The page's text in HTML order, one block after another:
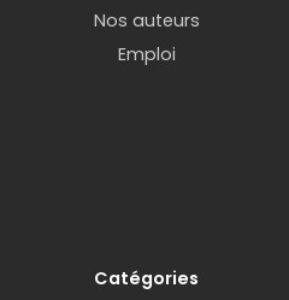
Nos auteurs
Emploi
Catégories